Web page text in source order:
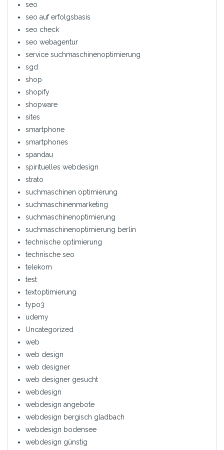
seo
seo auf erfolgsbasis
seo check
seo webagentur
service suchmaschinenoptimierung
sgd
shop
shopify
shopware
sites
smartphone
smartphones
spandau
spirituelles webdesign
strato
suchmaschinen optimierung
suchmaschinenmarketing
suchmaschinenoptimierung
suchmaschinenoptimierung berlin
technische optimierung
technische seo
telekom
test
textoptimierung
typo3
udemy
Uncategorized
web
web design
web designer
web designer gesucht
webdesign
webdesign angebote
webdesign bergisch gladbach
webdesign bodensee
webdesign günstig